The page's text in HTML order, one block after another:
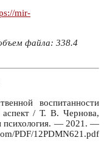
mir-
файла: 338.4
воспитанности
аспект / Т. В. Чернова,
психология. — 2021. —
PDF/12PDMN621.pdf